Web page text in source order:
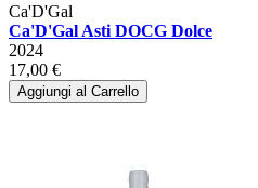
Ca'D'Gal
Ca'D'Gal Asti DOCG Dolce
2024
17,00 €
Aggiungi al Carrello